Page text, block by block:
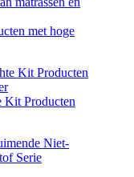
met hoge
Kit Producten